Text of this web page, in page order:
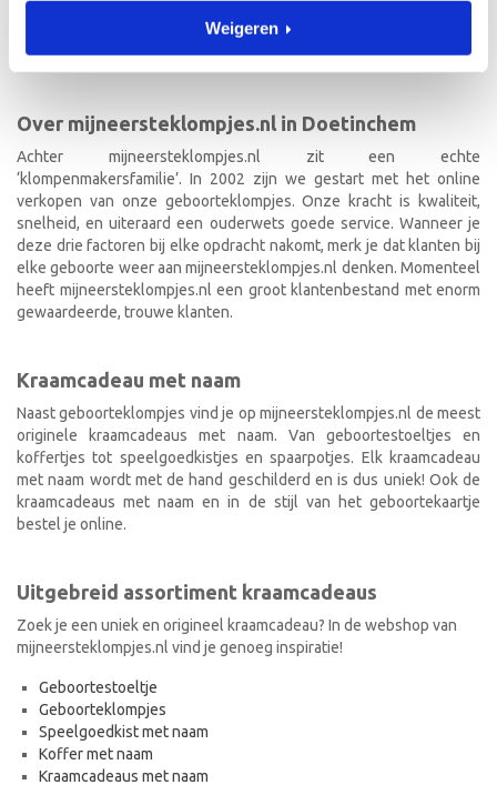
Weigeren
de geboorteklompjes met de hand en indien gewenst in de stijl van
het geboortekaartje!
Over mijneersteklompjes.nl in Doetinchem
Achter mijneersteklompjes.nl zit een echte
‘klompenmakersfamilie’. In 2002 zijn we gestart met het online
verkopen van onze geboorteklompjes. Onze kracht is kwaliteit,
snelheid, en uiteraard een ouderwets goede service. Wanneer je
deze drie factoren bij elke opdracht nakomt, merk je dat klanten bij
elke geboorte weer aan mijneersteklompjes.nl denken. Momenteel
heeft mijneersteklompjes.nl een groot klantenbestand met enorm
gewaardeerde, trouwe klanten.
Kraamcadeau met naam
Naast geboorteklompjes vind je op mijneersteklompjes.nl de meest
originele kraamcadeaus met naam. Van geboortestoeltjes en
koffertjes tot speelgoedkistjes en spaarpotjes. Elk kraamcadeau
met naam wordt met de hand geschilderd en is dus uniek! Ook de
kraamcadeaus met naam en in de stijl van het geboortekaartje
bestel je online.
Uitgebreid assortiment kraamcadeaus
Zoek je een uniek en origineel kraamcadeau? In de webshop van
mijneersteklompjes.nl vind je genoeg inspiratie!
Geboortestoeltje
Geboorteklompjes
Speelgoedkist met naam
Koffer met naam
Kraamcadeaus met naam